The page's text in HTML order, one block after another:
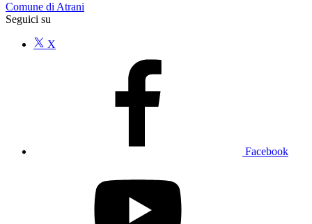
Comune di Atrani
Seguici su
X
Facebook